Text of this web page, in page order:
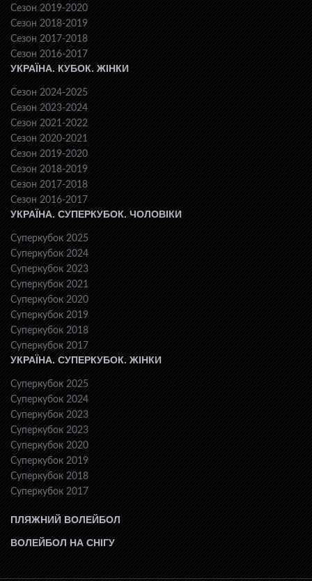
Сезон 2019-2020
Сезон 2018-2019
Сезон 2017-2018
Сезон 2016-2017
УКРАЇНА. КУБОК. ЖІНКИ
Сезон 2024-2025
Сезон 2023-2024
Сезон 2021-2022
Сезон 2020-2021
Сезон 2019-2020
Сезон 2018-2019
Сезон 2017-2018
Сезон 2016-2017
УКРАЇНА. СУПЕРКУБОК. ЧОЛОВІКИ
Суперкубок 2025
Суперкубок 2024
Суперкубок 2023
Суперкубок 2021
Суперкубок 2020
Суперкубок 2019
Суперкубок 2018
Суперкубок 2017
УКРАЇНА. СУПЕРКУБОК. ЖІНКИ
Суперкубок 2025
Суперкубок 2024
Суперкубок 2023
Суперкубок 2023
Суперкубок 2020
Суперкубок 2019
Суперкубок 2018
Суперкубок 2017
ПЛЯЖНИЙ ВОЛЕЙБОЛ
ВОЛЕЙБОЛ НА СНІГУ